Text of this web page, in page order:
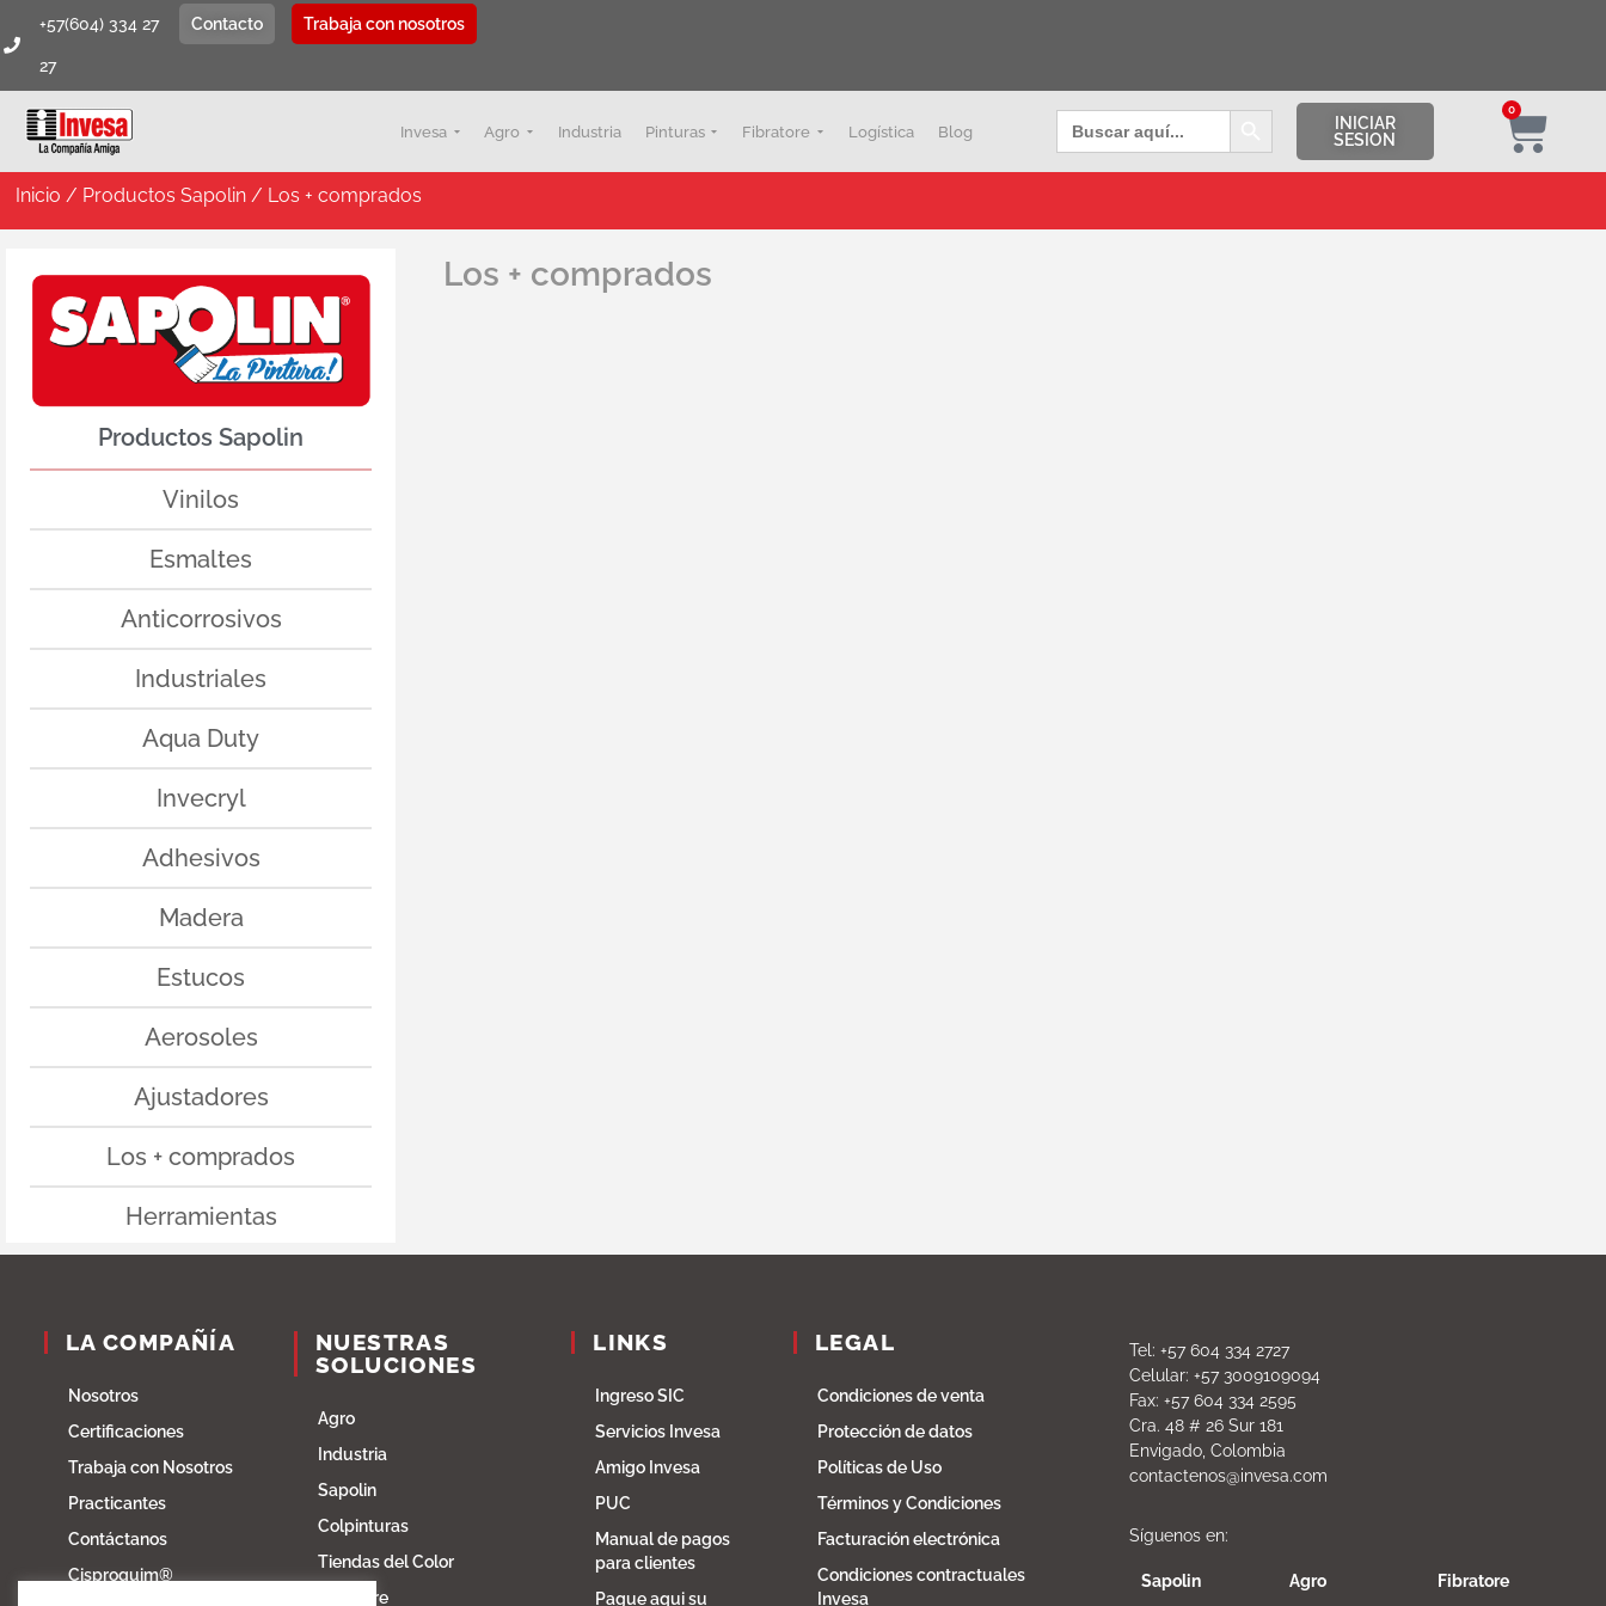
+57(604) 334 27
27
Contacto Trabaja con nosotros
Invesa Agro Industria Pinturas Fibratore Logística Blog
Buscar: Botón de búsqueda
INICIAR
SESION
0
Inicio / Productos Sapolin / Los + comprados
Productos Sapolin
Vinilos
Esmaltes
Anticorrosivos
Industriales
Aqua Duty
Invecryl
Adhesivos
Madera
Estucos
Aerosoles
Ajustadores
Los + comprados
Herramientas
Los + comprados
LA COMPAÑÍA
Nosotros
Certificaciones
Trabaja con Nosotros
Practicantes
Contáctanos
Cisproquim®
NUESTRAS
SOLUCIONES
Agro
Industria
Sapolin
Colpinturas
Tiendas del Color
Fibratore
LINKS
Ingreso SIC
Servicios Invesa
Amigo Invesa
PUC
Manual de pagos
para clientes
Pague aqui su
LEGAL
Condiciones de venta
Protección de datos
Políticas de Uso
Términos y Condiciones
Facturación electrónica
Condiciones contractuales
Invesa
Tel: +57 604 334 2727
Celular: +57 3009109094
Fax: +57 604 334 2595
Cra. 48 # 26 Sur 181
Envigado, Colombia
contactenos@invesa.com
Síguenos en:
Sapolin Agro Fibratore